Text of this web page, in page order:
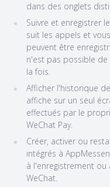
dans des onglets
Suivre et enregistrer
suit les appels et
peuvent être
n'est pas possible
la fois.
Afficher l'historique
affiche sur un seul
effectués par le
WeChat Pay.
Créer, activer ou
intégrés à
à l'enregistrement
WeChat.